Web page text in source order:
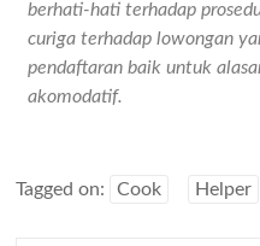
berhati-hati terhadap
curiga terhadap lowongan
pendaftaran baik untuk
akomodatif.
Tagged on: Cook Helper